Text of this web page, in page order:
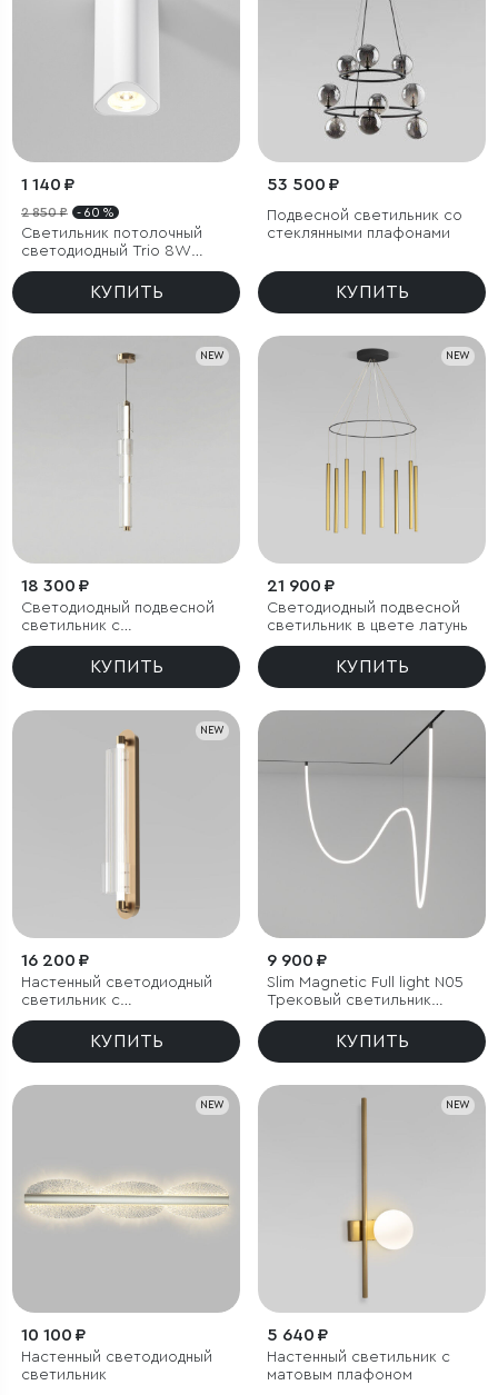
1 140 ₽
2 850 ₽ - 60 %
Светильник потолочный
светодиодный Trio 8W
3000K белый
КУПИТЬ
53 500 ₽
Подвесной светильник со
стеклянными плафонами
КУПИТЬ
NEW
18 300 ₽
Светодиодный подвесной
светильник с
регулировкой цветовой
температурыКУПИТЬ
NEW
21 900 ₽
Светодиодный подвесной
светильник в цвете латунь
КУПИТЬ
NEW
16 200 ₽
Настенный светодиодный
светильник с
регулировкой цветовой
температурыКУПИТЬ
9 900 ₽
Slim Magnetic Full light N05
Трековый светильник
100W 4200K 85028/01
КУПИТЬ
NEW
10 100 ₽
Настенный светодиодный
светильник
NEW
5 640 ₽
Настенный светильник с
матовым плафоном